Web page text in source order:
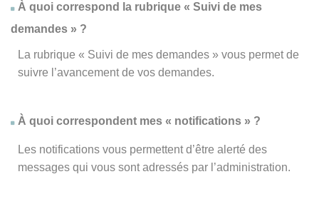
À quoi correspond la rubrique « Suivi de mes
demandes » ?
La rubrique « Suivi de mes demandes » vous permet de
suivre l’avancement de vos demandes.
À quoi correspondent mes « notifications » ?
Les notifications vous permettent d’être alerté des
messages qui vous sont adressés par l’administration.